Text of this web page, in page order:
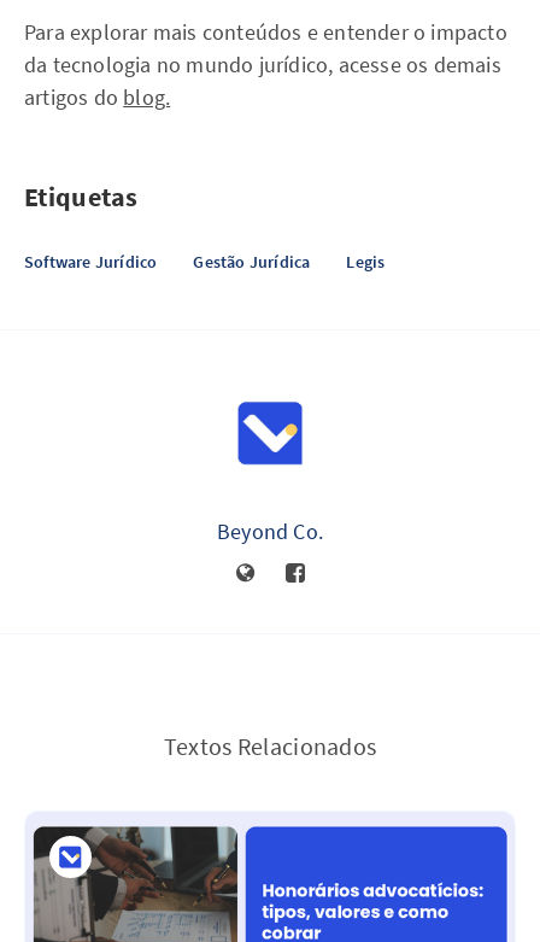
Para explorar mais conteúdos e entender o impacto
da tecnologia no mundo jurídico, acesse os demais
artigos do blog.
Etiquetas
Software Jurídico Gestão Jurídica Legis
Beyond Co.
Textos Relacionados